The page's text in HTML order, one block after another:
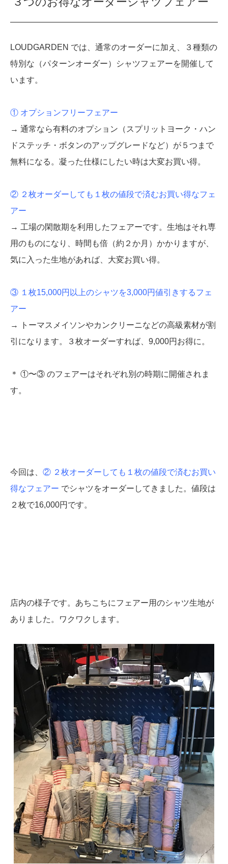
LOUDGARDEN では、通常のオーダーに加え、３種類の
特別な（パターンオーダー）シャツフェアーを開催して
います。
① オプションフリーフェアー
→ 通常なら有料のオプション（スプリットヨーク・ハン
ドステッチ・ボタンのアップグレードなど）が５つまで
無料になる。凝った仕様にしたい時は大変お買い得。
② ２枚オーダーしても１枚の値段で済むお買い得なフェ
アー
→ 工場の閑散期を利用したフェアーです。生地はそれ専
用のものになり、時間も倍（約２か月）かかりますが、
気に入った生地があれば、大変お買い得。
③ １枚15,000円以上のシャツを3,000円値引きするフェ
アー
→ トーマスメイソンやカンクリーニなどの高級素材が割
引になります。３枚オーダーすれば、9,000円お得に。
＊ ①〜③ のフェアーはそれぞれ別の時期に開催されま
す。
今回は、 ② ２枚オーダーしても１枚の値段で済むお買い
得なフェアー でシャツをオーダーしてきました。値段は
２枚で16,000円です。
店内の様子です。あちこちにフェアー用のシャツ生地が
ありました。ワクワクします。